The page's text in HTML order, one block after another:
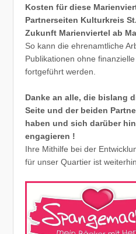
Kosten für diese
Partnerseiten Kulturkreis
Zukunft Marienviertel ab
So kann die ehrenamtliche
Publikationen ohne
fortgeführt werden.
Danke an alle, die bislang
Seite und der beiden
haben und sich darüber
engagieren !
Ihre Mithilfe bei der
für unser Quartier ist